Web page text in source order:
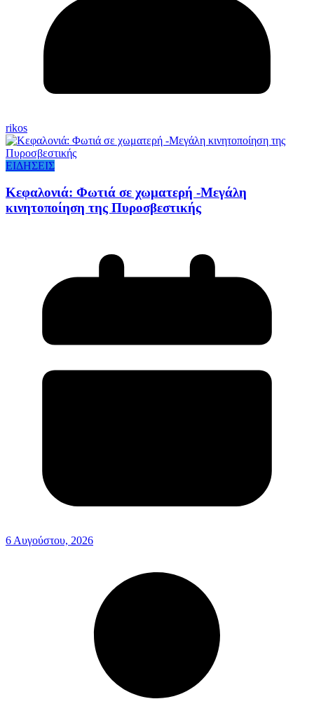
rikos
ΕΙΔΗΣΕΙΣ
Κεφαλονιά: Φωτιά σε χωματερή -Μεγάλη
κινητοποίηση της Πυροσβεστικής
6 Αυγούστου, 2026